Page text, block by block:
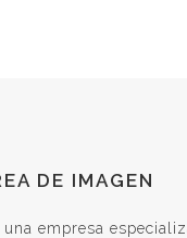
DE IMAGEN
empresa